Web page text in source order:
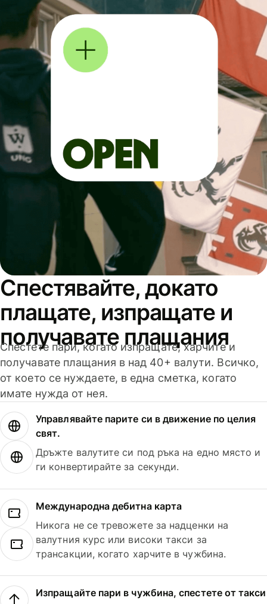
Спестявайте, докато
плащате, изпращате и
получавате плащания
Спестете пари, когато изпращате, харчите и
получавате плащания в над 40+ валути. Всичко,
от което се нуждаете, в една сметка, когато
имате нужда от нея.
Управлявайте парите си в движение по целия
свят.
Дръжте валутите си под ръка на едно място и
ги конвертирайте за секунди.
Международна дебитна карта
Никога не се тревожете за надценки на
валутния курс или високи такси за
трансакции, когато харчите в чужбина.
Изпращайте пари в чужбина, спестете от такси